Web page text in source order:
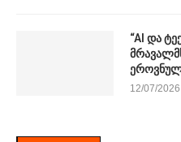
“AI და
12/07/2026